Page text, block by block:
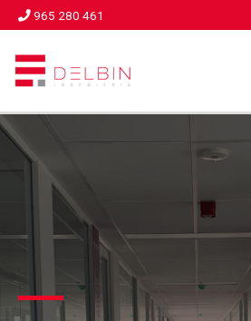
contenido
965 280 461